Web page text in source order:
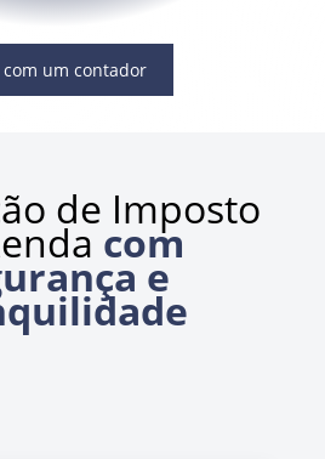
com um contador
de Imposto
com
e